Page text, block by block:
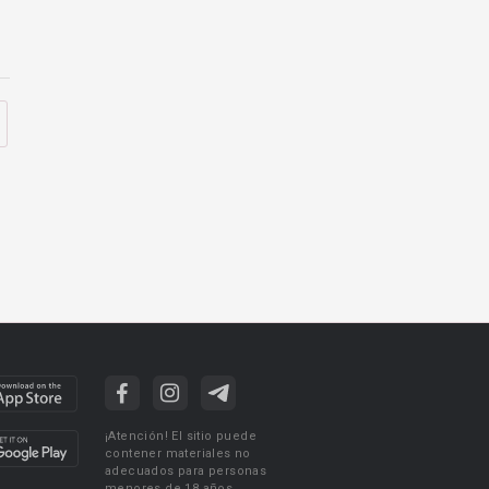
¡Atención! El sitio puede
contener materiales no
adecuados para personas